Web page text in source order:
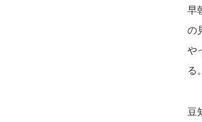
早
の
や
る。
豆